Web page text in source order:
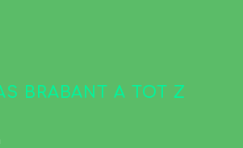
BRABANT A TOT Z